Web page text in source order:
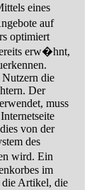
eines
auf
optimiert
erw�hnt,
Nutzern die
Der
muss
von der
des
wird. Ein
im
Artikel, die